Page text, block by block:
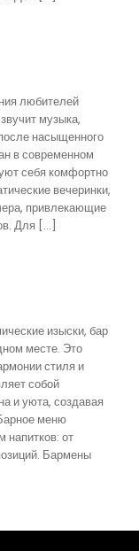
любителей
музыка,
насыщенного
в современном
себя комфортно
вечеринки,
привлекающие
Для […]
изыски, бар
месте. Это
стиля и
собой
и уюта, создавая
меню
напитков: от
Бармены